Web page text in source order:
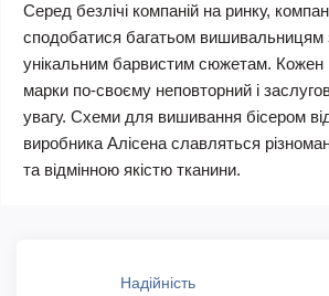
Серед безлічі компаній на ринку,
сподобатися багатьом вишивальницям
унікальним барвистим сюжетам. Кожен
марки по-своєму неповторний і
увагу. Схеми для вишивання бісером
виробника Алісена славляться
та відмінною якістю тканини.
Надійність